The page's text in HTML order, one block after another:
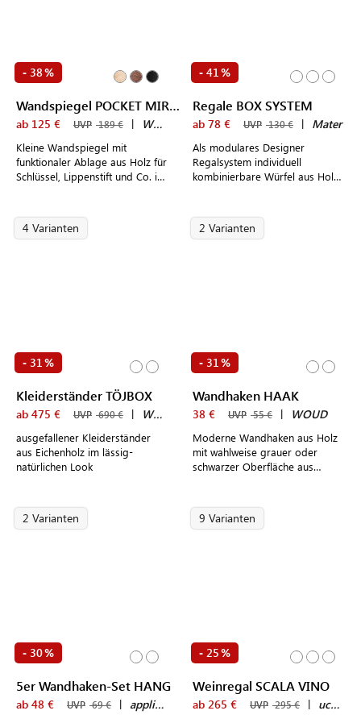
- 38%
Wandspiegel POCKET MIRROR
ab 125 € UVP 189 € | WOUD
Kleine Wandspiegel mit
funktionaler Ablage aus Holz für
Schlüssel, Lippenstift und Co. in
- 41 %
Regale BOX SYSTEM
ab 78 € UVP 130 € | Mater
Als modulares Designer
Regalsystem individuell
kombinierbare Würfel aus Holz
4 Varianten
- 31 %
Kleiderständer TÖJBOX
ab 475 € UVP 690 € | WOUD
ausgefallener Kleiderständer
aus Eichenholz im lässig-
natürlichen Look
2 Varianten
- 31 %
Wandhaken HAAK
38 € UVP 55 € | WOUD
Moderne Wandhaken aus Holz
mit wahlweise grauer oder
schwarzer Oberfläche aus
2 Varianten
- 30%
5er Wandhaken-Set HANG
ab 48 € UVP 69 € | applicata
9 Varianten
- 25 %
Weinregal SCALA VINO
ab 265 € UVP 295 € | uccellino